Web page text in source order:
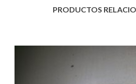
PRODUCTOS